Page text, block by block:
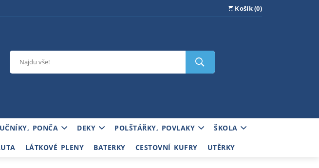
Košík (0)
PONČA DEKY POLŠTÁŘKY, POVLAKY ŠKOLA
LÁTKOVÉ PLENY BATERKY CESTOVNÍ KUFRY UTĚRKY